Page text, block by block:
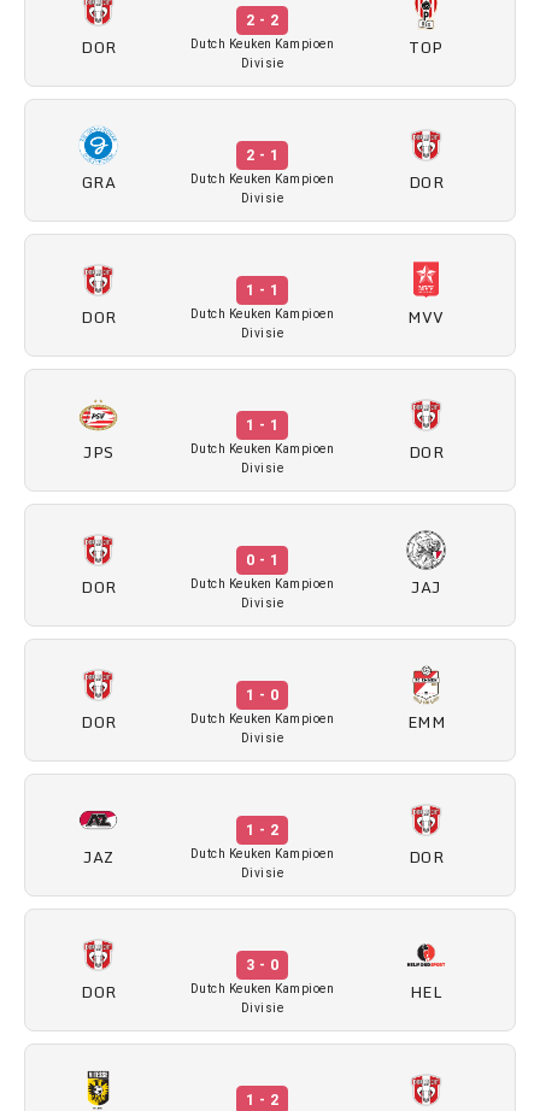
DOR
2 - 2
Dutch Keuken Kampioen
Divisie
TOP
GRA
2 - 1
Dutch Keuken Kampioen
Divisie
DOR
DOR
1 - 1
Dutch Keuken Kampioen
Divisie
MVV
JPS
1 - 1
Dutch Keuken Kampioen
Divisie
DOR
DOR
0 - 1
Dutch Keuken Kampioen
Divisie
JAJ
DOR
1 - 0
Dutch Keuken Kampioen
Divisie
EMM
JAZ
1 - 2
Dutch Keuken Kampioen
Divisie
DOR
DOR
3 - 0
Dutch Keuken Kampioen
Divisie
HEL
1 - 2